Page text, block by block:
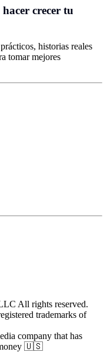
crecer tu
historias reales
tomar mejores
All rights reserved.
trademarks of
company that has
money 🇺🇸